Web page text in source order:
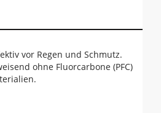
vor Regen und Schmutz.
ohne Fluorcarbone (PFC)